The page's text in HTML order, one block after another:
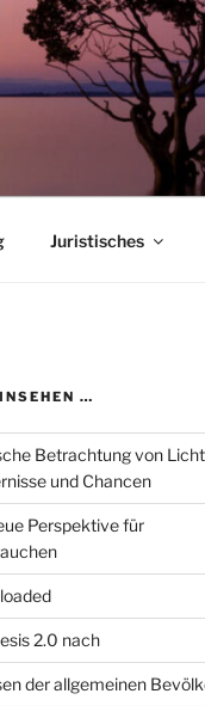
Juristisches
…
Betrachtung von
und Chancen
Perspektive für
2.0 nach
der allgemeinen